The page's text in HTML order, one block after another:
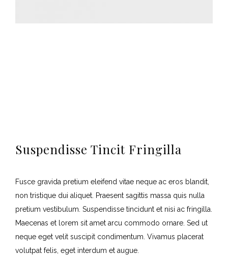
Suspendisse Tincit Fringilla
Fusce gravida pretium eleifend vitae neque ac eros blandit,
non tristique dui aliquet. Praesent sagittis massa quis nulla
pretium vestibulum. Suspendisse tincidunt et nisi ac fringilla.
Maecenas et lorem sit amet arcu commodo ornare. Sed ut
neque eget velit suscipit condimentum. Vivamus placerat
volutpat felis, eget interdum et augue.